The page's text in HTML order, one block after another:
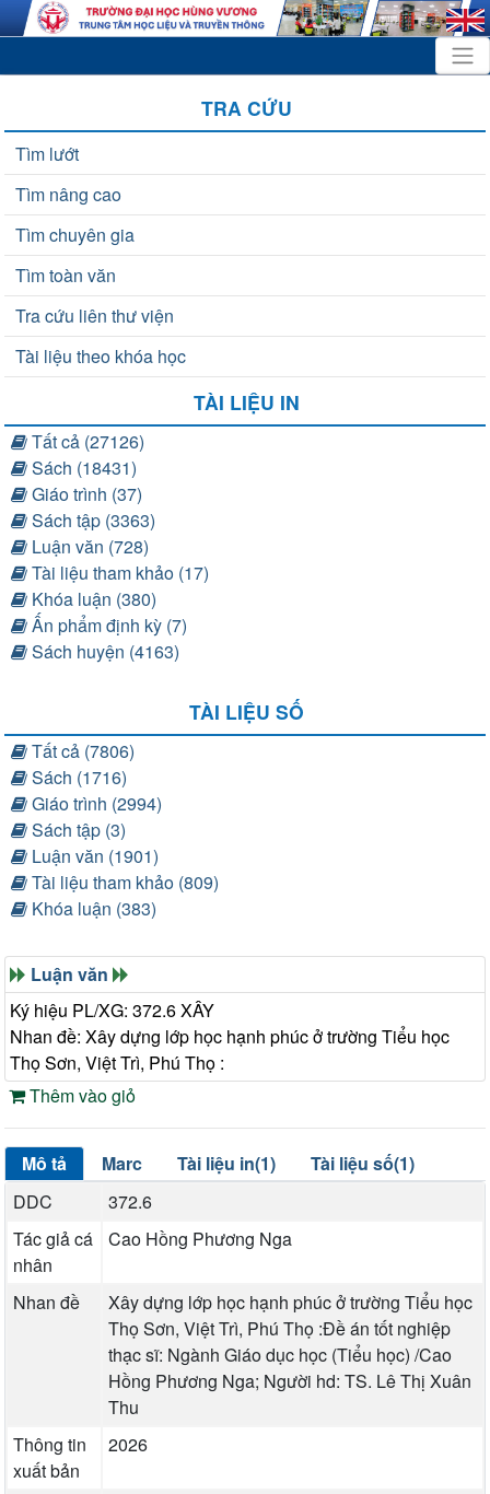
TRA CỨU
Tìm lướt
Tìm nâng cao
Tìm chuyên gia
Tìm toàn văn
Tra cứu liên thư viện
Tài liệu theo khóa học
TÀI LIỆU IN
Tất cả (27126)
Sách (18431)
Giáo trình (37)
Sách tập (3363)
Luận văn (728)
Tài liệu tham khảo (17)
Khóa luận (380)
Ấn phẩm định kỳ (7)
Sách huyện (4163)
TÀI LIỆU SỐ
Tất cả (7806)
Sách (1716)
Giáo trình (2994)
Sách tập (3)
Luận văn (1901)
Tài liệu tham khảo (809)
Khóa luận (383)
Luận văn
Ký hiệu PL/XG: 372.6 XÂY
Nhan đề: Xây dựng lớp học hạnh phúc ở trường Tiểu học
Thọ Sơn, Việt Trì, Phú Thọ :
Thêm vào giỏ
Mô tả Marc Tài liệu in(1)
Tài liệu số(1)
DDC
372.6
Tác giả cá
nhân
Cao Hồng Phương Nga
Nhan đề
Xây dựng lớp học hạnh phúc ở trường Tiểu học
Thọ Sơn, Việt Trì, Phú Thọ :Đề án tốt nghiệp
thạc sĩ: Ngành Giáo dục học (Tiểu học) /Cao
Hồng Phương Nga; Người hd: TS. Lê Thị Xuân
Thu
Thông tin
xuất bản
2026